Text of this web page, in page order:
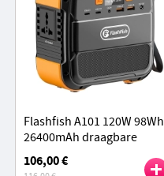
Flashfish A101 120W 98Wh
26400mAh draagbare
energiecentrale back-up
zonne-energie, generator
106,00 €